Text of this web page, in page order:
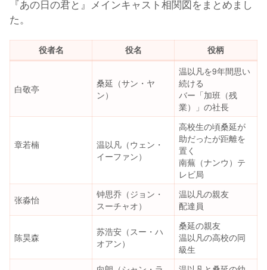
『あの日の君と』メインキャスト相関図をまとめまし
た。
役者名 役名 役柄
白敬亭
桑延（サン・ヤ
ン）
温以凡を9年間思い
続ける
バー「加班（残
業）」の社長
章若楠
温以凡（ウェン・
イーファン）
高校生の頃桑延が
助だったが距離を
置く
南蕪（ナンウ）テ
レビ局
张淼怡
钟思乔（ジョン・
スーチャオ）
温以凡の親友
配達員
陈昊森
苏浩安（スー・ハ
オアン）
桑延の親友
温以凡の高校の同
級生